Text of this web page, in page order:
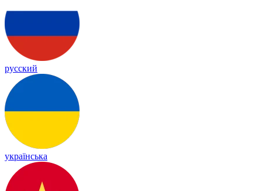
русский
українська